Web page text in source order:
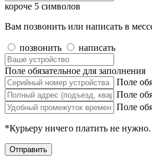
короче 5 символов
Вам позвонить или написать в
позвонить написать
Поле обязательное для заполнения
Поле
Поле
Поле
*Курьеру ничего платить не
Отправить